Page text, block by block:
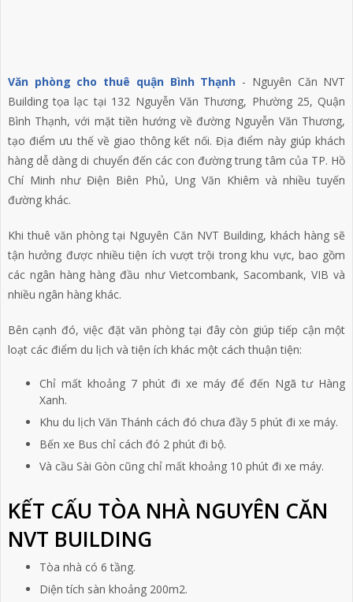
Văn phòng cho thuê quận Bình Thạnh - Nguyên Căn NVT
Building tọa lạc tại 132 Nguyễn Văn Thương, Phường 25, Quận
Bình Thạnh, với mặt tiền hướng về đường Nguyễn Văn Thương,
tạo điểm ưu thế về giao thông kết nối. Địa điểm này giúp khách
hàng dễ dàng di chuyển đến các con đường trung tâm của TP. Hồ
Chí Minh như Điện Biên Phủ, Ung Văn Khiêm và nhiều tuyến
đường khác.
Khi thuê văn phòng tại Nguyên Căn NVT Building, khách hàng sẽ
tận hưởng được nhiều tiện ích vượt trội trong khu vực, bao gồm
các ngân hàng hàng đầu như Vietcombank, Sacombank, VIB và
nhiều ngân hàng khác.
Bên cạnh đó, việc đặt văn phòng tại đây còn giúp tiếp cận một
loạt các điểm du lịch và tiện ích khác một cách thuận tiện:
Chỉ mất khoảng 7 phút đi xe máy để đến Ngã tư Hàng
Xanh.
Khu du lịch Văn Thánh cách đó chưa đầy 5 phút đi xe máy.
Bến xe Bus chỉ cách đó 2 phút đi bộ.
Và cầu Sài Gòn cũng chỉ mất khoảng 10 phút đi xe máy.
KẾT CẤU TÒA NHÀ NGUYÊN CĂN
NVT BUILDING
Tòa nhà có 6 tầng.
Diện tích sàn khoảng 200m2.